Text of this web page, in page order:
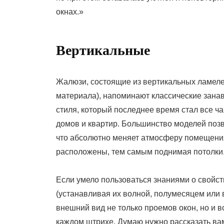
окнах.»
Вертикальные
Жалюзи, состоящие из вертикальных
материала), напоминают классические
стиля, который последнее время стал все
домов и квартир. Большинство моделей
что абсолютно меняет атмосферу
расположены, тем самым поднимая
Если умело пользоваться знаниями о
(устанавливая их волной, полумесяцем или
внешний вид не только проемов окон, но и
каждом штрихе. Думаю нужно рассказать